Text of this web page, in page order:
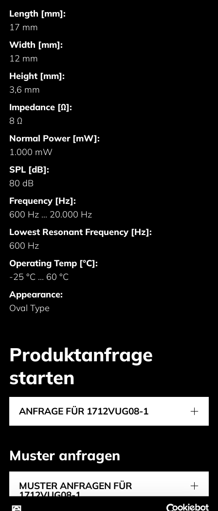
Length [mm]:
17 mm
Width [mm]:
12 mm
Height [mm]:
3,6 mm
Impedance [Ω]:
8 Ω
Normal Power [mW]:
1.000 mW
SPL [dB]:
80 dB
Frequency [Hz]:
600 Hz ... 20.000 Hz
Lowest Resonant Frequency [Hz]:
600 Hz
Operating Temp [°C]:
-25 °C ... 60 °C
Appearance:
Oval Type
Produktanfrage
starten
ANFRAGE FÜR 1712VUG08-1
Muster anfragen
MUSTER ANFRAGEN FÜR
1712VUG08-1